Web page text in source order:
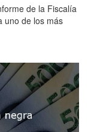
de la Fiscalía
uno de los más